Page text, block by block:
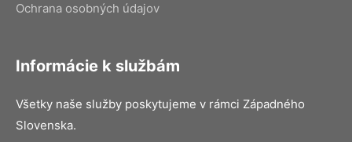
Ochrana osobných údajov
Informácie k službám
Všetky naše služby poskytujeme v rámci Západného
Slovenska.